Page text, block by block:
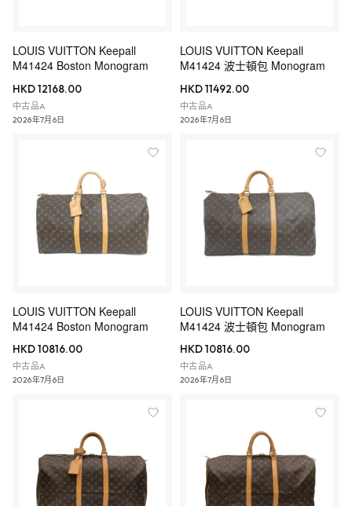
LOUIS VUITTON Keepall
M41424 Boston Monogram
HKD 12168.00
中古品A
2026年7月6日
LOUIS VUITTON Keepall
M41424 波士頓包 Monogram
HKD 11492.00
中古品A
2026年7月6日
LOUIS VUITTON Keepall
M41424 Boston Monogram
HKD 10816.00
中古品A
2026年7月6日
LOUIS VUITTON Keepall
M41424 波士頓包 Monogram
HKD 10816.00
中古品A
2026年7月6日